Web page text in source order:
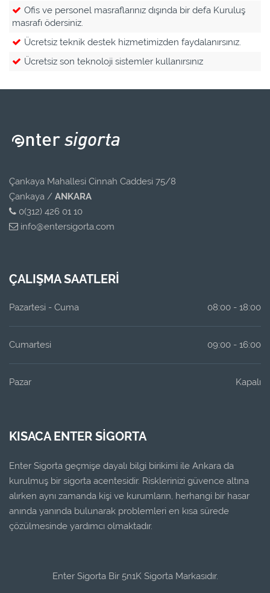
Ofis ve personel masraflarınız dışında bir defa Kuruluş
masrafı ödersiniz.
Ücretsiz teknik destek hizmetimizden faydalanırsınız.
Ücretsiz son teknoloji sistemler kullanırsınız
Çankaya Mahallesi Cinnah Caddesi 75/8
Çankaya / ANKARA
0(312) 426 01 10
info@entersigorta.com
ÇALIŞMA SAATLERİ
Pazartesi - Cuma 08:00 - 18:00
Cumartesi 09:00 - 16:00
Pazar Kapalı
KISACA ENTER SIGORTA
Enter Sigorta geçmişe dayalı bilgi birikimi ile Ankara da
kurulmuş bir sigorta acentesidir. Risklerinizi güvence altına
alırken aynı zamanda kişi ve kurumların, herhangi bir hasar
anında yanında bulunarak problemleri en kısa sürede
çözülmesinde yardımcı olmaktadır.
Enter Sigorta Bir 5n1K Sigorta Markasıdır.